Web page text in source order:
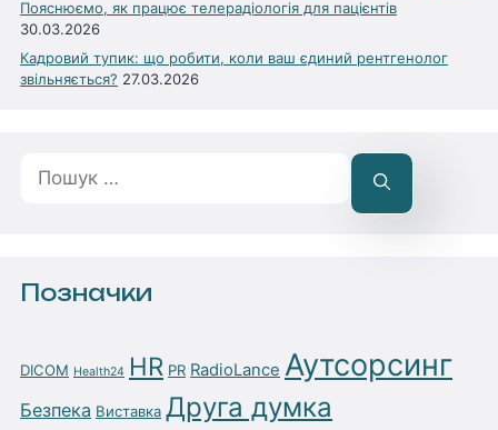
Пояснюємо, як працює телерадіологія для пацієнтів
30.03.2026
Кадровий тупик: що робити, коли ваш єдиний рентгенолог
звільняється? 27.03.2026
Позначки
DICOM Health24 HR PR RadioLance Аутсорсинг
Безпека Виставка Друга думка